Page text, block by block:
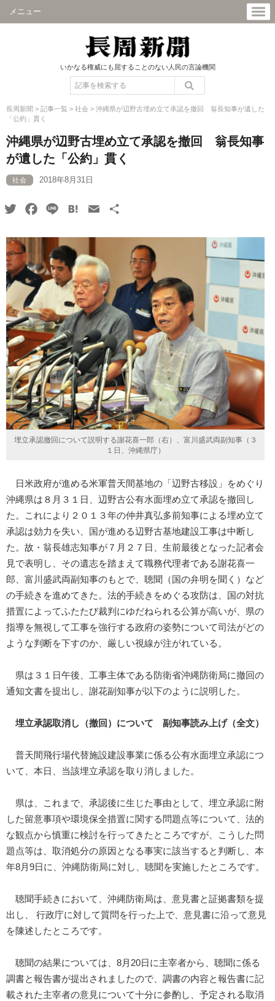
メニュー
いかなる権威にも屈することのない人民の言論機関
長周新聞 > 記事一覧 > 社会 > 沖縄県が辺野古埋め立て承認を撤回 翁長知事が遺した
「公約」貫く
沖縄県が辺野古埋め立て承認を撤回 翁長知事
が遺した「公約」貫く
社会 2018年8月31日
TwitterFacebook
Line HatenaEmail
埋立承認撤回について説明する謝花喜一郎（右）、富川盛武両副知事（３
１日、沖縄県庁）
日米政府が進める米軍普天間基地の「辺野古移設」をめぐり
沖縄県は８月３１日、辺野古公有水面埋め立て承認を撤回し
た。これにより２０１３年の仲井真弘多前知事による埋め立て
承認は効力を失い、国が進める辺野古基地建設工事は中断し
た。故・翁長雄志知事が７月２７日、生前最後となった記者会
見で表明し、その遺志を踏まえて職務代理者である謝花喜一
郎、富川盛武両副知事のもとで、聴聞（国の弁明を聞く）など
の手続きを進めてきた。法的手続きをめぐる攻防は、国の対抗
措置によってふたたび裁判にゆだねられる公算が高いが、県の
指導を無視して工事を強行する政府の姿勢について司法がどの
ような判断を下すのか、厳しい視線が注がれている。
県は３１日午後、工事主体である防衛省沖縄防衛局に撤回の
通知文書を提出し、謝花副知事が以下のように説明した。
埋立承認取消し（撤回）について 副知事読み上げ（全文）
普天間飛行場代替施設建設事業に係る公有水面埋立承認につ
いて、本日、当該埋立承認を取り消しました。
県は、これまで、承認後に生じた事由として、埋立承認に附
した留意事項や環境保全措置に関する問題点等について、法的
な観点から慎重に検討を行ってきたところですが、こうした問
題点等は、取消処分の原因となる事実に該当すると判断し、本
年8月9日に、沖縄防衛局に対し、聴聞を実施したところです。
聴聞手続きにおいて、沖縄防衛局は、意見書と証拠書類を提
出し、 行政庁に対して質問を行った上で、意見書に沿って意見
を陳述したところです。
聴聞の結果については、8月20日に主宰者から、聴聞に係る
調書と報告書が提出されましたので、調書の内容と報告書に記
載された主宰者の意見について十分に参酌し、予定される取消